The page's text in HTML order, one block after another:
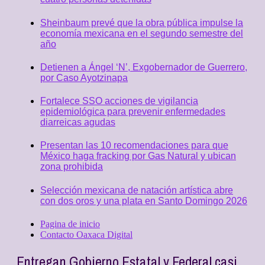
Sheinbaum prevé que la obra pública impulse la
economía mexicana en el segundo semestre del
año
Detienen a Ángel ‘N’, Exgobernador de Guerrero,
por Caso Ayotzinapa
Fortalece SSO acciones de vigilancia
epidemiológica para prevenir enfermedades
diarreicas agudas
Presentan las 10 recomendaciones para que
México haga fracking por Gas Natural y ubican
zona prohibida
Selección mexicana de natación artística abre
con dos oros y una plata en Santo Domingo 2026
Pagina de inicio
Contacto Oaxaca Digital